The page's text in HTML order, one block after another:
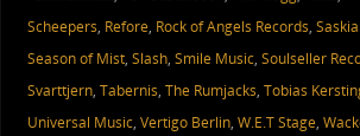
Scheepers, Refore, Rock of Angels Records,
Season of Mist, Slash, Smile Music, Soulseller
Svarttjern, Tabernis, The Rumjacks, Tobias
Universal Music, Vertigo Berlin, W.E.T Stage,